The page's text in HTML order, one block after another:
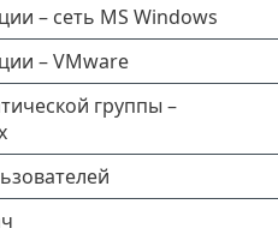
– сеть MS Windows
– VMware
группы –